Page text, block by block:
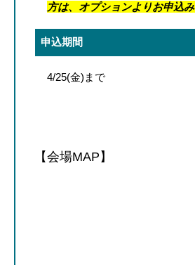
方は、オプションよりお申込み
申込期間
4/25(金)まで
【会場MAP】